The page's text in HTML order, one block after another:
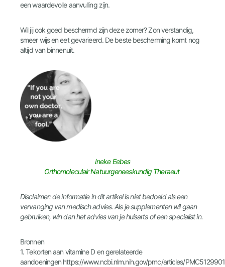
een waardevolle aanvulling zijn.
Wil jij ook goed beschermd zijn deze zomer? Zon verstandig,
smeer wijs en eet gevarieerd. De beste bescherming komt nog
altijd van binnenuit.
Ineke Eebes
Orthomoleculair Natuurgeneeskundig Theraeut
Disclaimer: de informatie in dit artikel is niet bedoeld als een
vervanging van medisch advies. Als je supplementen wil gaan
gebruiken, win dan het advies van je huisarts of een specialist in.
Bronnen
1. Tekorten aan vitamine D en gerelateerde
aandoeningen https://www.ncbi.nlm.nih.gov/pmc/articles/